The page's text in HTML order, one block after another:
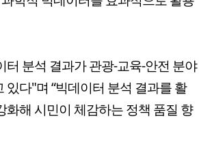
분석 결과가 관광-교육-안전 분야
다"며 “빅데이터 분석 결과를 활
해 시민이 체감하는 정책 품질 향